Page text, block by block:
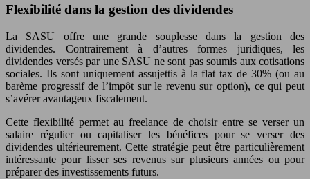
Flexibilité dans la gestion des dividendes
La SASU offre une grande souplesse dans la gestion des
dividendes. Contrairement à d’autres formes juridiques, les
dividendes versés par une SASU ne sont pas soumis aux cotisations
sociales. Ils sont uniquement assujettis à la flat tax de 30% (ou au
barème progressif de l’impôt sur le revenu sur option), ce qui peut
s’avérer avantageux fiscalement.
Cette flexibilité permet au freelance de choisir entre se verser un
salaire régulier ou capitaliser les bénéfices pour se verser des
dividendes ultérieurement. Cette stratégie peut être particulièrement
intéressante pour lisser ses revenus sur plusieurs années ou pour
préparer des investissements futurs.